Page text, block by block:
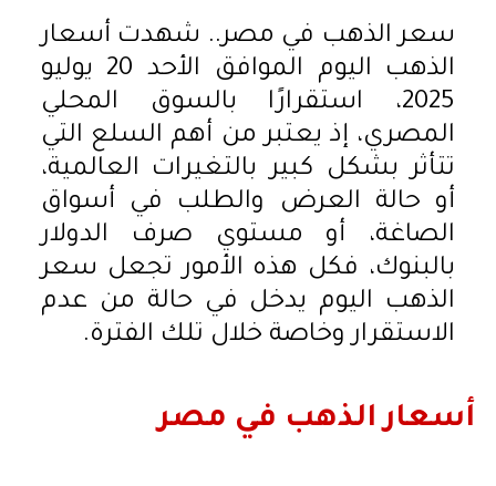
سعر الذهب في مصر.. شهدت أسعار
الذهب اليوم الموافق الأحد 20 يوليو
2025، استقرارًا بالسوق المحلي
المصري، إذ يعتبر من أهم السلع التي
تتأثر بشكل كبير بالتغيرات العالمية،
أو حالة العرض والطلب في أسواق
الصاغة، أو مستوي صرف الدولار
بالبنوك، فكل هذه الأمور تجعل سعر
الذهب اليوم يدخل في حالة من عدم
الاستقرار وخاصة خلال تلك الفترة.
أسعار الذهب في مصر